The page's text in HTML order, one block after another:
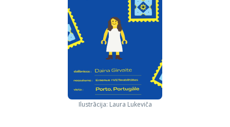
Ilustrācija: Laura Lukeviča